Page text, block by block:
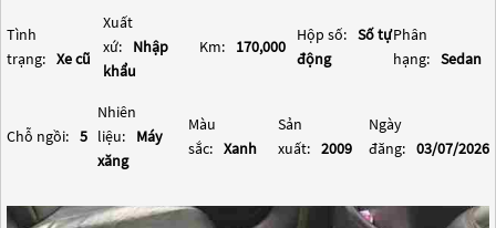
Tình
trạng: Xe cũ
Xuất
xứ:
Nhập
khẩu
Km: 170,000
Hộp số: Số tự
động
Phân
hạng: Sedan
Chỗ ngồi: 5
Nhiên
liệu:
Máy
xăng
Màu
sắc: Xanh
Sản
xuất: 2009
Ngày
đăng: 03/07/2026